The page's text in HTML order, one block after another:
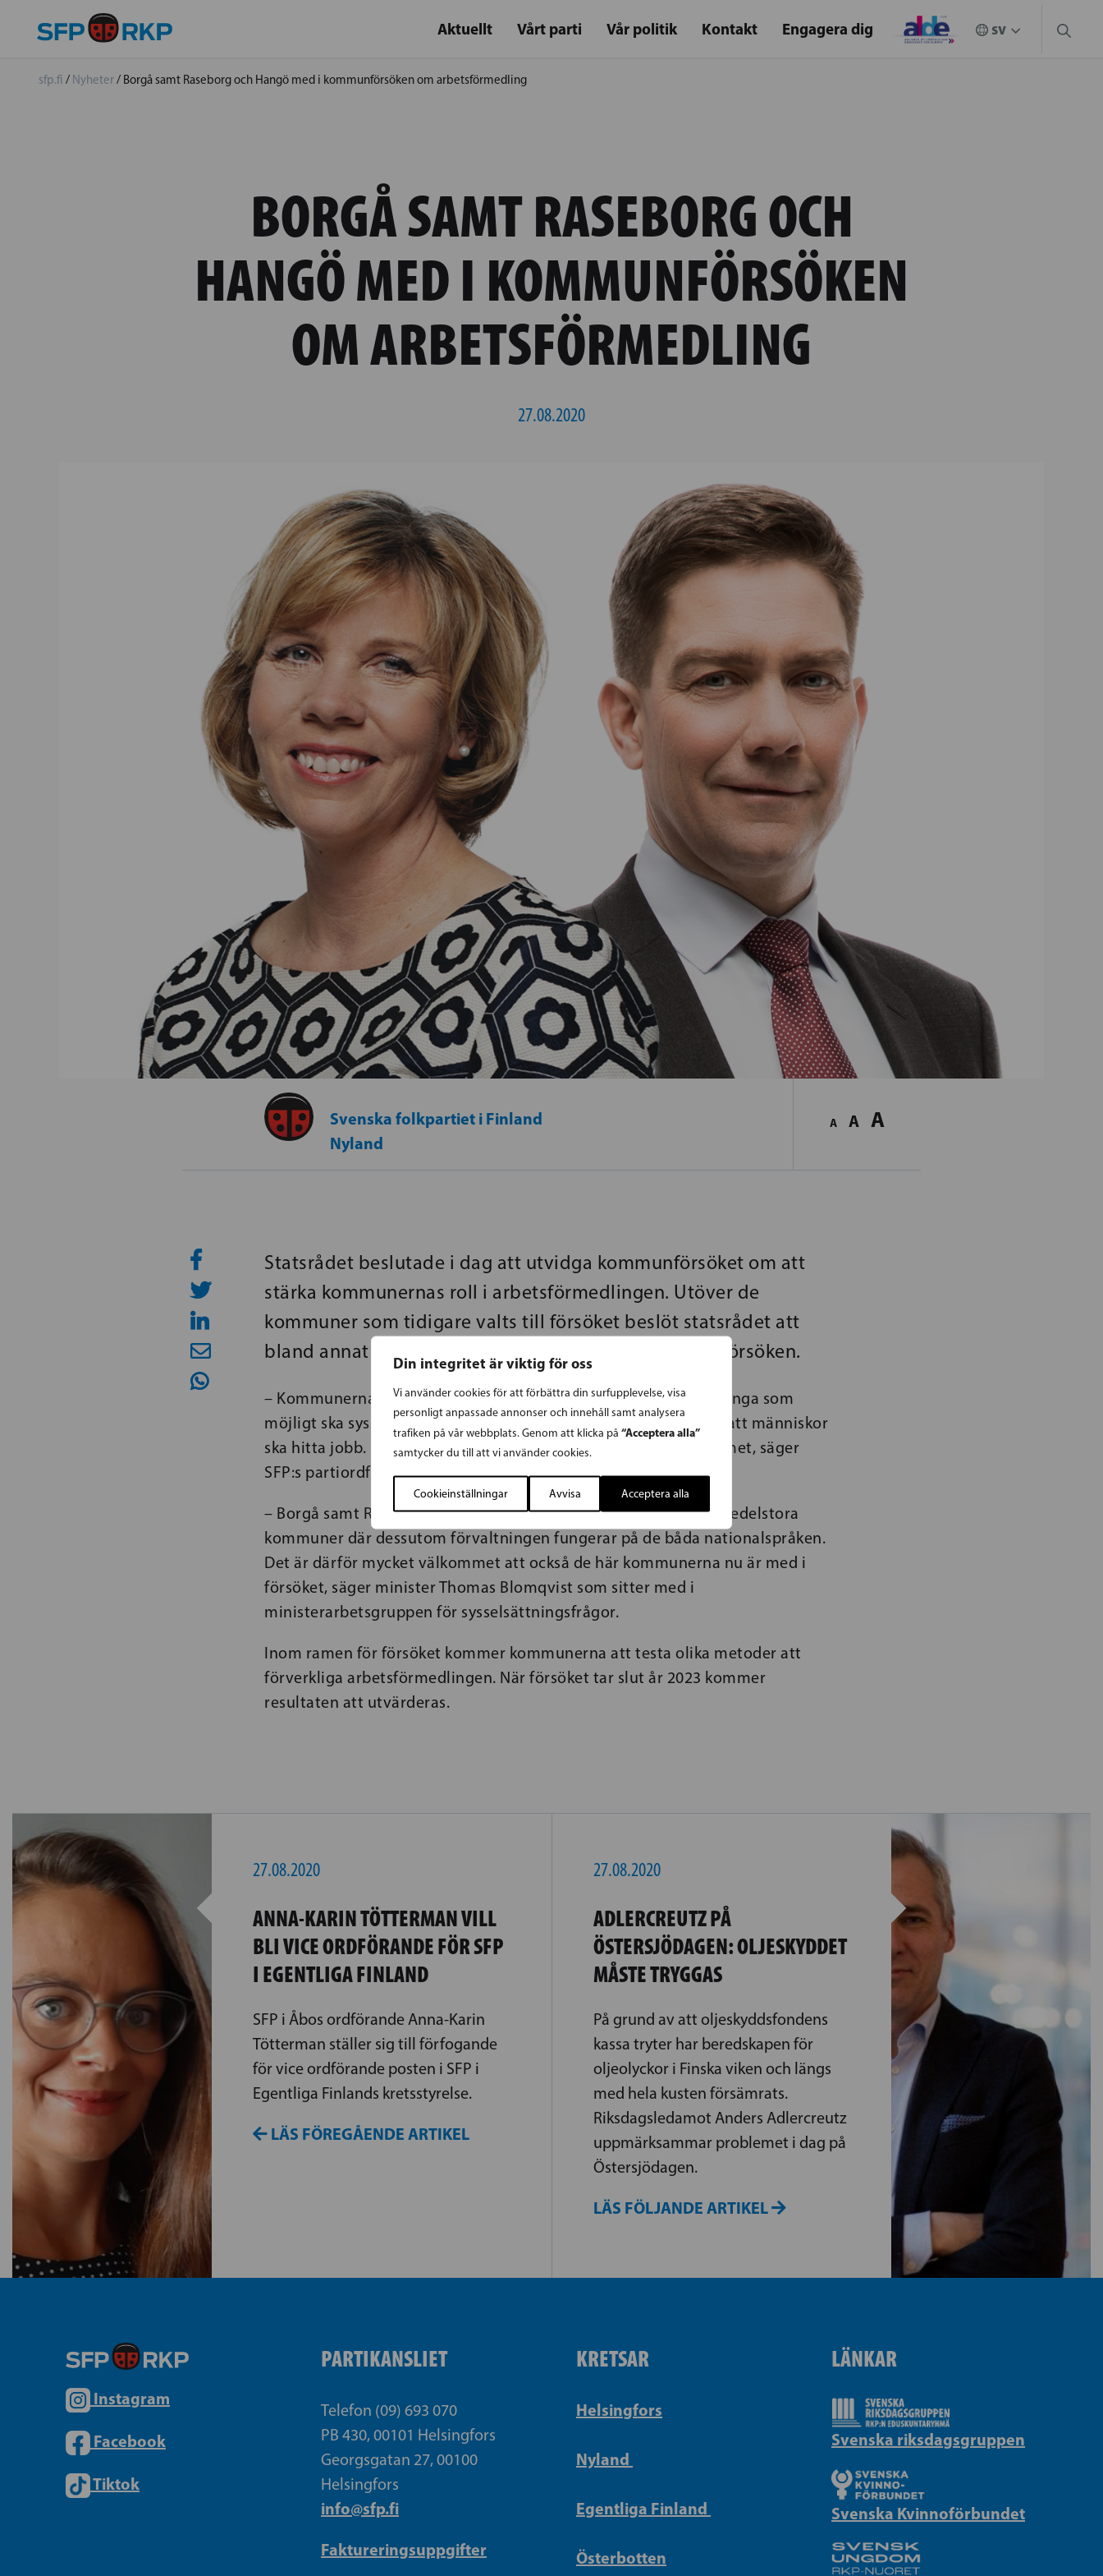
Din integritet är viktig för oss
Vi använder cookies för att förbättra din surfupplevelse, visa
personligt anpassade annonser och innehåll samt analysera
trafiken på vår webbplats. Genom att klicka på “Acceptera alla”
samtycker du till att vi använder cookies.
Cookieinställningar Avvisa Acceptera alla
Aktuellt Vårt parti Vår politik Kontakt Engagera dig
sfp.fi / Nyheter/ Borgå samt Raseborg och Hangö med i kommunförsöken om arbetsförmedling
BORGÅ SAMT RASEBORG OCH
HANGÖ MED I KOMMUNFÖRSÖKEN
OM ARBETSFÖRMEDLING
27.08.2020
Svenska folkpartiet i Finland
Nyland
A A A
Statsrådet beslutade i dag att utvidga kommunförsöket om att
stärka kommunernas roll i arbetsförmedlingen. Utöver de
kommuner som tidigare valts till försöket beslöt statsrådet att
bland annat inkludera Borgå samt Raseborg/Hangö i försöken.
– Kommunernas roll i arbetsförmedlingen stärks. Vi vill att så många som
möjligt ska sysselsättas och vi behöver använda alla kanaler för att människor
ska hitta jobb. Därför är det breddade kommunförsöket välkommet, säger
SFP:s partiordförande, justitieminister Anna-Maja Henriksson.
– Borgå samt Raseborg/Hangö är utmärkta representanter för medelstora
kommuner där dessutom förvaltningen fungerar på de båda nationalspråken.
Det är därför mycket välkommet att också de här kommunerna nu är med i
försöket, säger minister Thomas Blomqvist som sitter med i
ministerarbetsgruppen för sysselsättningsfrågor.
Inom ramen för försöket kommer kommunerna att testa olika metoder att
förverkliga arbetsförmedlingen. När försöket tar slut år 2023 kommer
resultaten att utvärderas.
27.08.2020
ANNA-KARIN TÖTTERMAN VILL
BLI VICE ORDFÖRANDE FÖR SFP
I EGENTLIGA FINLAND
SFP i Åbos ordförande Anna-Karin
Tötterman ställer sig till förfogande
för vice ordförande posten i SFP i
Egentliga Finlands kretsstyrelse.
LÄS FÖREGÅENDE ARTIKEL
27.08.2020
ADLERCREUTZ PÅ
ÖSTERSJÖDAGEN: OLJESKYDDET
MÅSTE TRYGGAS
På grund av att oljeskyddsfondens
kassa tryter har beredskapen för
oljeolyckor i Finska viken och längs
med hela kusten försämrats.
Riksdagsledamot Anders Adlercreutz
uppmärksammar problemet i dag på
Östersjödagen.
LÄS FÖLJANDE ARTIKEL
Instagram
Facebook
Tiktok
PARTIKANSLIET
Telefon (09) 693 070
PB 430, 00101 Helsingfors
Georgsgatan 27, 00100
Helsingfors
info@sfp.fi
Faktureringsuppgifter
KRETSAR
Helsingfors
Nyland
Egentliga Finland
Österbotten
LÄNKAR
Svenska riksdagsgruppen
Svenska Kvinnoförbundet